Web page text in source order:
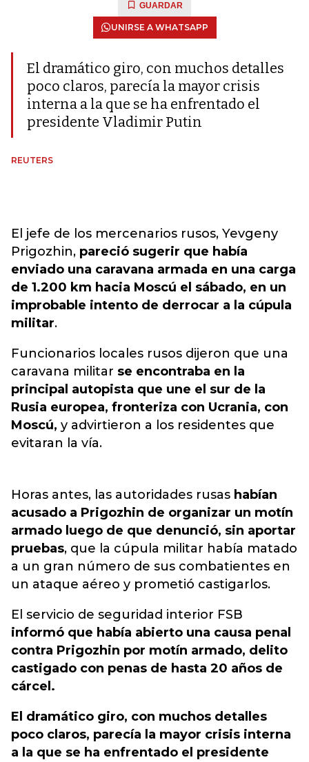
GUARDAR
UNIRSE A WHATSAPP
El dramático giro, con muchos detalles
poco claros, parecía la mayor crisis
interna a la que se ha enfrentado el
presidente Vladimir Putin
REUTERS
El jefe de los mercenarios rusos, Yevgeny
Prigozhin, pareció sugerir que había
enviado una caravana armada en una carga
de 1.200 km hacia Moscú el sábado, en un
improbable intento de derrocar a la cúpula
militar.
Funcionarios locales rusos dijeron que una
caravana militar se encontraba en la
principal autopista que une el sur de la
Rusia europea, fronteriza con Ucrania, con
Moscú, y advirtieron a los residentes que
evitaran la vía.
Horas antes, las autoridades rusas habían
acusado a Prigozhin de organizar un motín
armado luego de que denunció, sin aportar
pruebas, que la cúpula militar había matado
a un gran número de sus combatientes en
un ataque aéreo y prometió castigarlos.
El servicio de seguridad interior FSB
informó que había abierto una causa penal
contra Prigozhin por motín armado, delito
castigado con penas de hasta 20 años de
cárcel.
El dramático giro, con muchos detalles
poco claros, parecía la mayor crisis interna
a la que se ha enfrentado el presidente